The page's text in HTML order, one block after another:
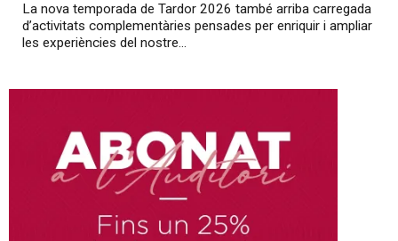
La nova temporada de Tardor 2026 també arriba carregada
d’activitats complementàries pensades per enriquir i ampliar
les experiències del nostre...